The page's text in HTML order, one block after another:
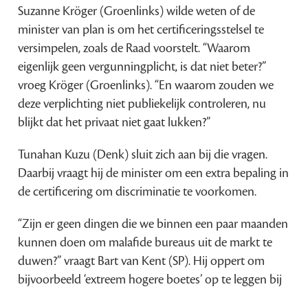
Suzanne Kröger (Groenlinks) wilde weten of de
minister van plan is om het certificeringsstelsel te
versimpelen, zoals de Raad voorstelt. “Waarom
eigenlijk geen vergunningplicht, is dat niet beter?”
vroeg Kröger (Groenlinks). “En waarom zouden we
deze verplichting niet publiekelijk controleren, nu
blijkt dat het privaat niet gaat lukken?”
Tunahan Kuzu (Denk) sluit zich aan bij die vragen.
Daarbij vraagt hij de minister om een extra bepaling in
de certificering om discriminatie te voorkomen.
“Zijn er geen dingen die we binnen een paar maanden
kunnen doen om malafide bureaus uit de markt te
duwen?” vraagt Bart van Kent (SP). Hij oppert om
bijvoorbeeld ‘extreem hogere boetes’ op te leggen bij